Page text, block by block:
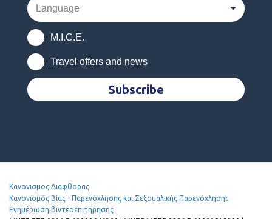
M.I.C.E.
Travel offers and news
Subscribe
Κανονισμος Διαφθορας
Κανονισμός Βίας - Παρενόχλησης και Σεξουαλικής Παρενόχλησης
Ενημέρωση βιντεοεπιτήρησης